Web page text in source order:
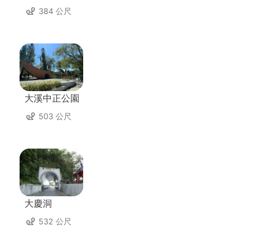
384 公尺
大溪中正公園
503 公尺
大慶洞
532 公尺